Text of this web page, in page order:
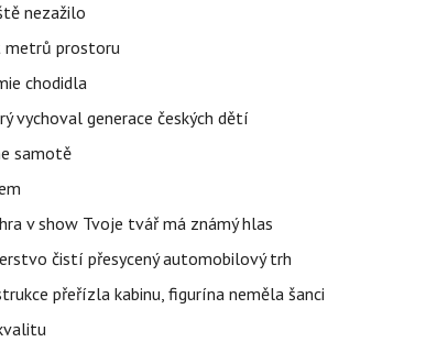
nezažilo
metrů prostoru
chodidla
vychoval generace českých dětí
samotě
v show Tvoje tvář má známý hlas
čistí přesycený automobilový trh
přeřízla kabinu, figurína neměla šanci